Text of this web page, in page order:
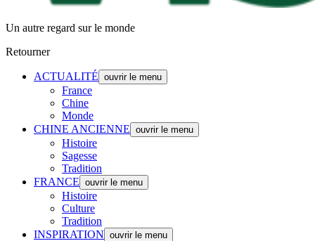
Un autre regard sur le monde
Retourner
ACTUALITÉ ouvrir le menu
France
Chine
Monde
CHINE ANCIENNE ouvrir le menu
Histoire
Sagesse
Tradition
FRANCE ouvrir le menu
Histoire
Culture
Tradition
INSPIRATION ouvrir le menu